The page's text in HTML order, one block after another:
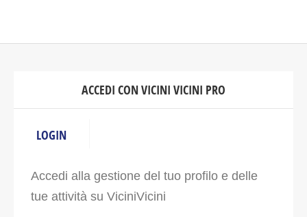
ACCEDI CON VICINI VICINI PRO
LOGIN
Accedi alla gestione del tuo profilo e delle
tue attività su ViciniVicini